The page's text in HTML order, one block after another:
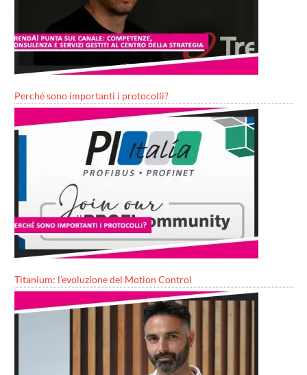
Perché sono importanti i protocolli?
Titanium: l’evoluzione del Motion Control